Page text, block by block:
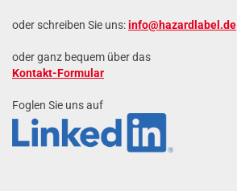
oder schreiben Sie uns:info@hazardlabel.de
oder ganz bequem über das
Kontakt-Formular
Foglen Sie uns auf